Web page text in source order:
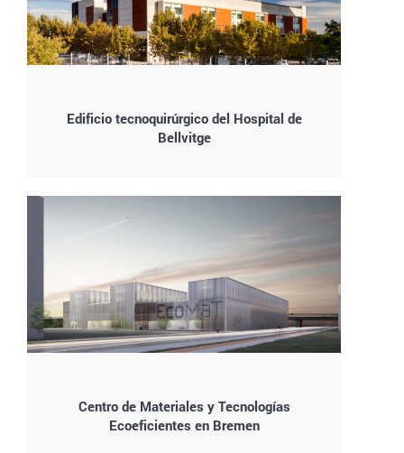
Edificio tecnoquirúrgico del Hospital de
Bellvitge
Centro de Materiales y Tecnologías
Ecoeficientes en Bremen